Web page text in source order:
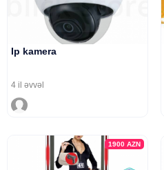
Ip kamera
4 il əvvəl
1900AZN